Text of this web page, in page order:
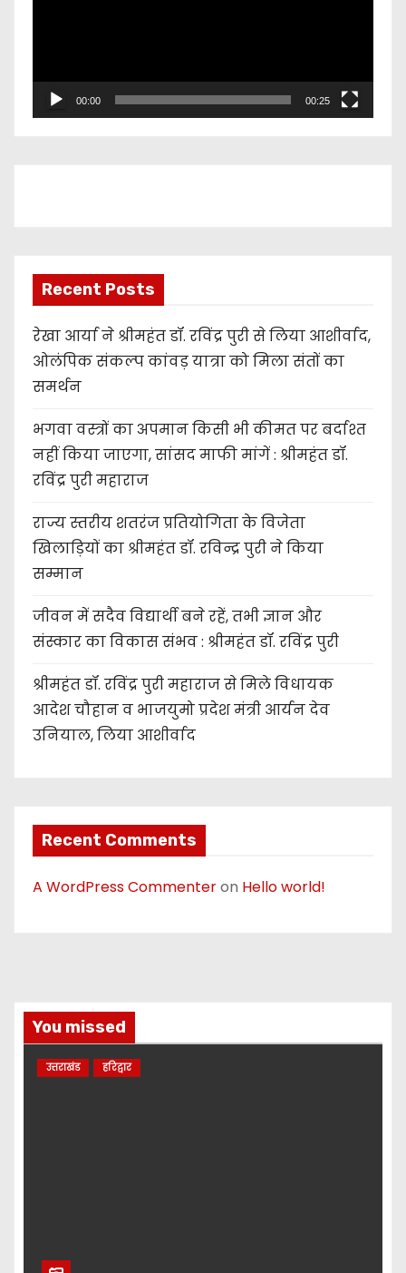
a
00:00 00:25
Recent Posts
रेखा आर्या ने श्रीमहंत डॉ. रविंद्र पुरी से लिया आशीर्वाद,
ओलंपिक संकल्प कांवड़ यात्रा को मिला संतों का
समर्थन
भगवा वस्त्रों का अपमान किसी भी कीमत पर बर्दाश्त
नहीं किया जाएगा, सांसद माफी मांगें : श्रीमहंत डॉ.
रविंद्र पुरी महाराज
राज्य स्तरीय शतरंज प्रतियोगिता के विजेता
खिलाड़ियों का श्रीमहंत डॉ. रविन्द्र पुरी ने किया
सम्मान
जीवन में सदैव विद्यार्थी बने रहें, तभी ज्ञान और
संस्कार का विकास संभव : श्रीमहंत डॉ. रविंद्र पुरी
श्रीमहंत डॉ. रविंद्र पुरी महाराज से मिले विधायक
आदेश चौहान व भाजयुमो प्रदेश मंत्री आर्यन देव
उनियाल, लिया आशीर्वाद
Recent Comments
A WordPress Commenteron Hello world!
You missed
उत्तराखंड हरिद्वार